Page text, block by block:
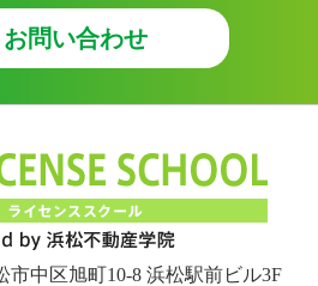
お問い合わせ
市中区旭町10-8 浜松駅前ビル3F